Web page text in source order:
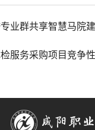
业群共享智慧马院
服务采购项目竞争